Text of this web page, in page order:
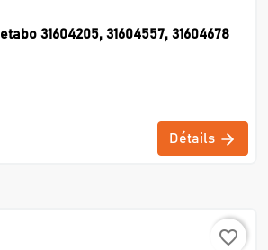
31604205, 31604557, 31604678
Détails
favorite_border